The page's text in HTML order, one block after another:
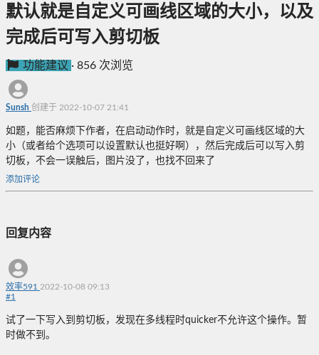
默认就是自定义可画线区域的大小，以及
完成后可写入剪切板
功能建议 · 856 次浏览
Sunsh 创建于 2022-10-07 21:41
如题，能否麻烦下作者，在启动动作时，就是自定义可画线区域的大
小（或者给个选项可以设置默认也挺好啊），然后完成后可以写入剪
切板，不会一误触后，图片没了，也找不回来了
添加评论
回复内容
效率591 2022-10-08 09:13
#1
试了一下写入到剪切板，发现在多线程时quicker不允许这个操作。暂
时做不到。